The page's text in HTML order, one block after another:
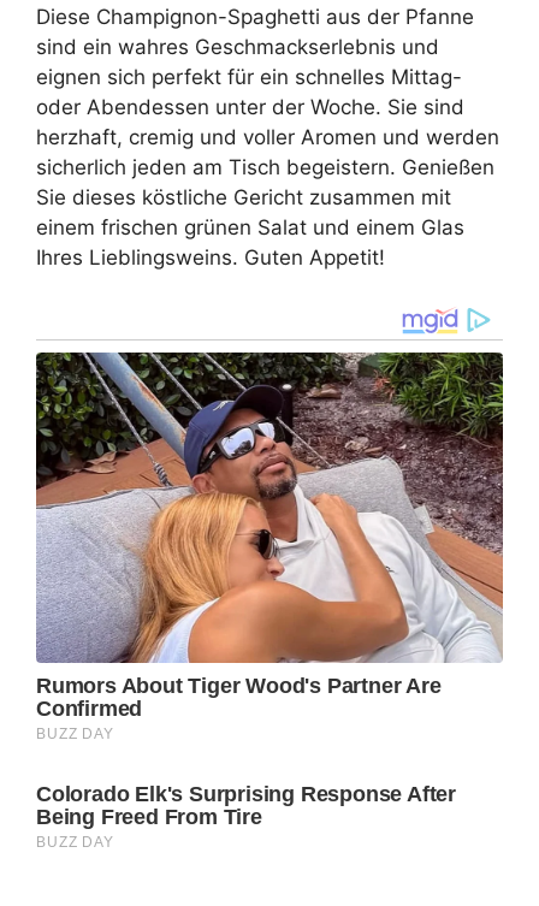
Diese Champignon-Spaghetti aus der Pfanne
sind ein wahres Geschmackserlebnis und
eignen sich perfekt für ein schnelles Mittag-
oder Abendessen unter der Woche. Sie sind
herzhaft, cremig und voller Aromen und werden
sicherlich jeden am Tisch begeistern. Genießen
Sie dieses köstliche Gericht zusammen mit
einem frischen grünen Salat und einem Glas
Ihres Lieblingsweins. Guten Appetit!